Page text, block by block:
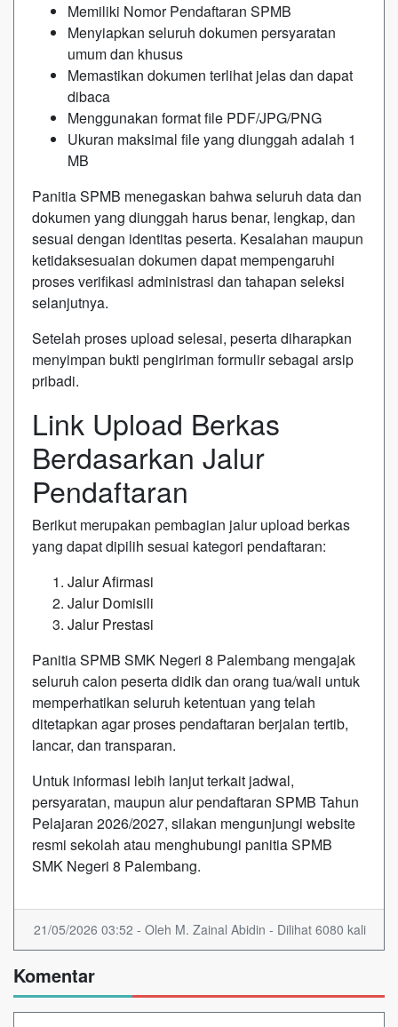
Memiliki Nomor Pendaftaran SPMB
Menyiapkan seluruh dokumen persyaratan
umum dan khusus
Memastikan dokumen terlihat jelas dan dapat
dibaca
Menggunakan format file PDF/JPG/PNG
Ukuran maksimal file yang diunggah adalah 1
MB
Panitia SPMB menegaskan bahwa seluruh data dan
dokumen yang diunggah harus benar, lengkap, dan
sesuai dengan identitas peserta. Kesalahan maupun
ketidaksesuaian dokumen dapat mempengaruhi
proses verifikasi administrasi dan tahapan seleksi
selanjutnya.
Setelah proses upload selesai, peserta diharapkan
menyimpan bukti pengiriman formulir sebagai arsip
pribadi.
Link Upload Berkas
Berdasarkan Jalur
Pendaftaran
Berikut merupakan pembagian jalur upload berkas
yang dapat dipilih sesuai kategori pendaftaran:
Jalur Afirmasi
Jalur Domisili
Jalur Prestasi
Panitia SPMB SMK Negeri 8 Palembang mengajak
seluruh calon peserta didik dan orang tua/wali untuk
memperhatikan seluruh ketentuan yang telah
ditetapkan agar proses pendaftaran berjalan tertib,
lancar, dan transparan.
Untuk informasi lebih lanjut terkait jadwal,
persyaratan, maupun alur pendaftaran SPMB Tahun
Pelajaran 2026/2027, silakan mengunjungi website
resmi sekolah atau menghubungi panitia SPMB
SMK Negeri 8 Palembang.
21/05/2026 03:52 - Oleh M. Zainal Abidin - Dilihat 6080 kali
Komentar